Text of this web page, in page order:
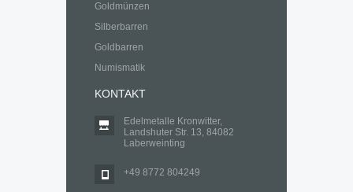
Goldmünzen
Silberbarren
Goldbarren
Numismatik
KONTAKT
Edelmetalle Kronwitter,
Landshuter Str. 13, 84082
Laberweinting
+49 8772 804249